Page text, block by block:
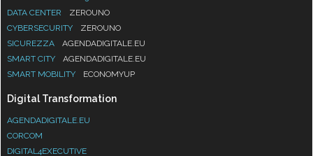
DATA CENTER
ZEROUNO
CYBERSECURITY
ZEROUNO
SICUREZZA
AGENDADIGITALE.EU
SMART CITY
AGENDADIGITALE.EU
SMART MOBILITY
ECONOMYUP
Digital Transformation
AGENDADIGITALE.EU
CORCOM
DIGITAL4EXECUTIVE